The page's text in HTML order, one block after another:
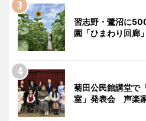
習志野・鷺沼に
園「ひまわり回廊
菊田公民館講堂で
室」発表会 声楽